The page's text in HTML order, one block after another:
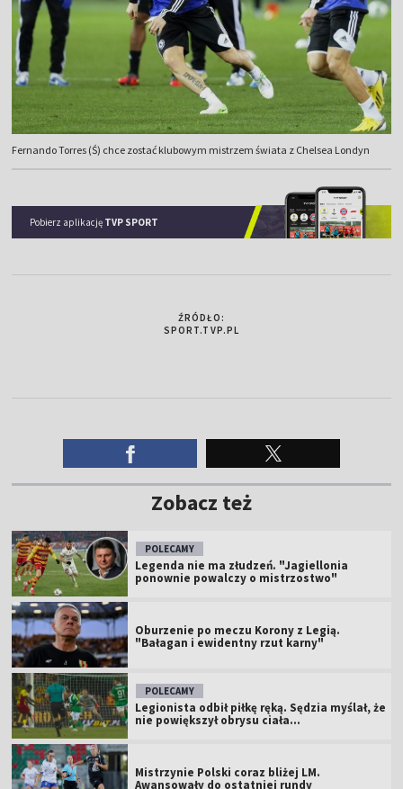
Fernando Torres (Ś) chce zostać klubowym mistrzem świata z Chelsea Londyn
Pobierz aplikację TVP SPORT
ŹRÓDŁO:
SPORT.TVP.PL
Zobacz też
POLECAMY
Legenda nie ma złudzeń. "Jagiellonia
ponownie powalczy o mistrzostwo"
Oburzenie po meczu Korony z Legią.
"Bałagan i ewidentny rzut karny"
POLECAMY
Legionista odbił piłkę ręką. Sędzia myślał, że
nie powiększył obrysu ciała...
Mistrzynie Polski coraz bliżej LM.
Awansowały do ostatniej rundy